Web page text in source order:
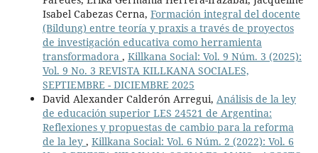
Isabel Cabezas Cerna, Formación integral del docente
(Bildung) entre teoría y praxis a través de proyectos
de investigación educativa como herramienta
transformadora , Killkana Social: Vol. 9 Núm. 3 (2025):
Vol. 9 No. 3 REVISTA KILLKANA SOCIALES,
SEPTIEMBRE - DICIEMBRE 2025
David Alexander Calderón Arregui, Análisis de la ley
de educación superior LES 24521 de Argentina:
Reflexiones y propuestas de cambio para la reforma
de la ley , Killkana Social: Vol. 6 Núm. 2 (2022): Vol. 6